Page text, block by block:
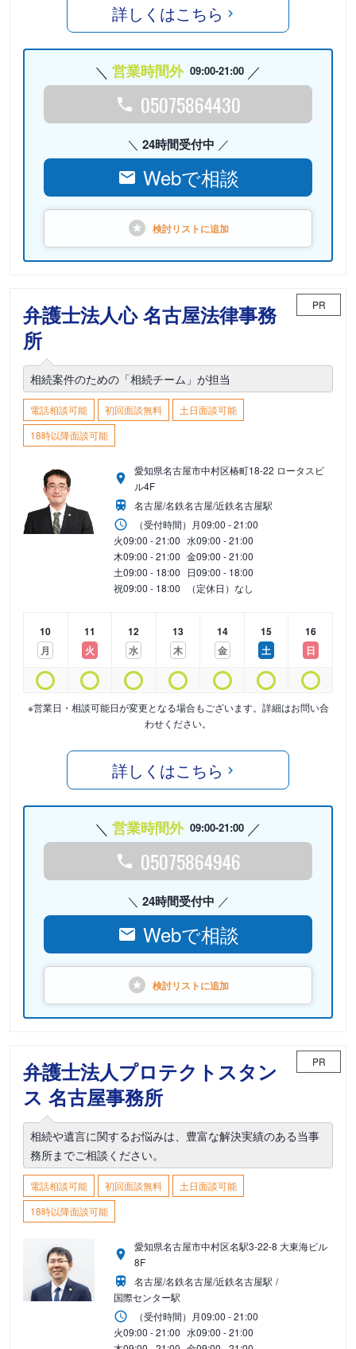
詳しくはこちら
営業時間外 09:00-21:00
05075864430
24時間受付中
Webで相談
検討リストに追加
弁護士法人心 名古屋法律事務
所
PR
相続案件のための「相続チーム」が担当
電話相談可能 初回面談無料
土日面談可能
18時以降面談可能
愛知県名古屋市中村区椿町18-22 ロータスビ
ル4F
名古屋/名鉄名古屋/近鉄名古屋駅
（受付時間） 月09:00 - 21:00
火09:00 - 21:00 水09:00 - 21:00
木09:00 - 21:00 金09:00 - 21:00
土09:00 - 18:00 日09:00 - 18:00
祝09:00 - 18:00 （定休日）なし
10
月
11
火
12
水
13
木
14
金
15
土
16
日
※営業日・相談可能日が変更となる場合もございます。詳細はお問い合
わせください。
詳しくはこちら
営業時間外 09:00-21:00
05075864946
24時間受付中
Webで相談
検討リストに追加
弁護士法人プロテクトスタン
ス 名古屋事務所
PR
相続や遺言に関するお悩みは、豊富な解決実績のある当事
務所までご相談ください。
電話相談可能 初回面談無料
土日面談可能
18時以降面談可能
愛知県名古屋市中村区名駅3-22-8 大東海ビル
8F
名古屋/名鉄名古屋/近鉄名古屋駅
国際センター駅
（受付時間） 月09:00 - 21:00
火09:00 - 21:00 水09:00 - 21:00